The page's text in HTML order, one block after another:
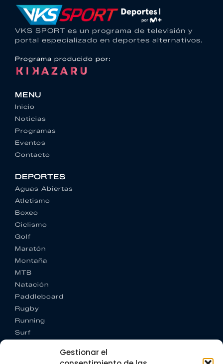
Gestionar el
VKS SPORT es un programa de televisión y
portal especializado en deportes alternativos.
Programa producido por:
MENU
Inicio
Noticias
Programas
Eventos
Contacto
DEPORTES
Aguas Abiertas
Atletismo
Boxeo
Ciclismo
Golf
Maratón
Montaña
MTB
Natación
Paddleboard
Rugby
Running
Surf